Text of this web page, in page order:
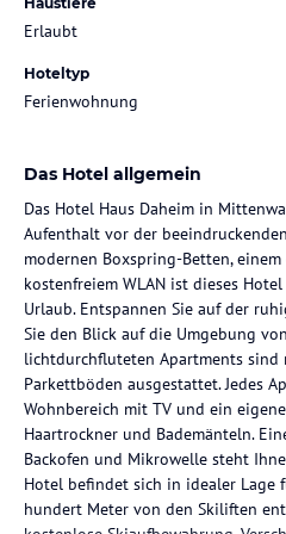
Erlaubt
Hoteltyp
Ferienwohnung
Das Hotel allgemein
Das Hotel Haus Daheim in
Aufenthalt vor der
modernen Boxspring-Betten,
kostenfreiem WLAN ist dieses
Urlaub. Entspannen Sie auf der
Sie den Blick auf die Umgebung
lichtdurchfluteten Apartments
Parkettböden ausgestattet. Jedes
Wohnbereich mit TV und ein
Haartrockner und Bademänteln.
Backofen und Mikrowelle steht
Hotel befindet sich in idealer Lage
hundert Meter von den Skiliften